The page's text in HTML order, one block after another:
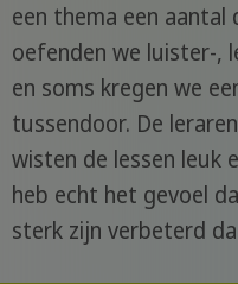
een thema een aantal
oefenden we luister-,
en soms kregen we
tussendoor. De
wisten de lessen leuk
heb echt het gevoel
sterk zijn verbeterd